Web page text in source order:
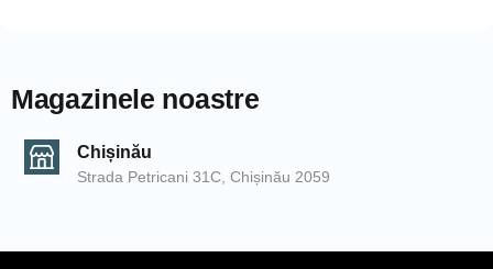
Datorită luminii la care sunt expuse produsele în timpul
fotografierii și din cauza blitz-ului camerei de fotografiat,
nuanțele pot să difere de la un calculator la altul.
Magazinele noastre
Chișinău
Strada Petricani 31C, Chișinău 2059